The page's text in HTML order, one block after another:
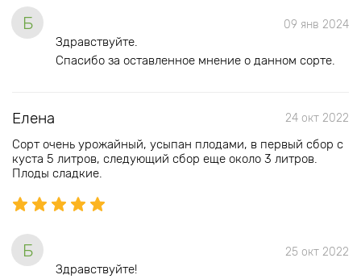
Б 09 янв 2024
Здравствуйте.
Спасибо за оставленное мнение о данном сорте.
Елена 24 окт 2022
Сорт очень урожайный, усыпан плодами, в первый сбор с
куста 5 литров, следующий сбор еще около 3 литров.
Плоды сладкие.
Б 25 окт 2022
Здравствуйте!